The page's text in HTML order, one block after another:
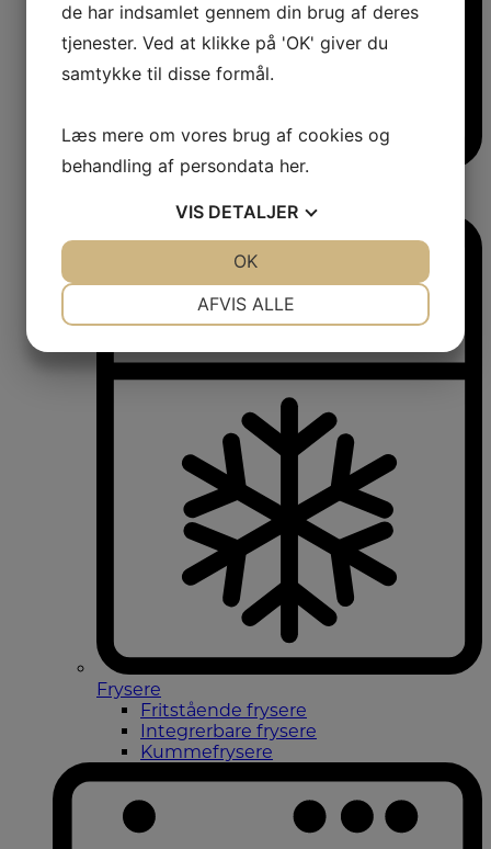
Vinkøleskabe
Vinkøleskabe
Frysere
Fritstående frysere
Integrerbare frysere
Kummefrysere
de har indsamlet gennem din brug af deres
tjenester. Ved at klikke på 'OK' giver du
samtykke til disse formål.
Læs mere om vores brug af cookies og
behandling af persondata her.
VIS DETALJER
AFVIS ALLE
OK